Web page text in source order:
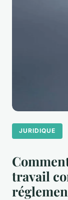
JURIDIQUE
travail